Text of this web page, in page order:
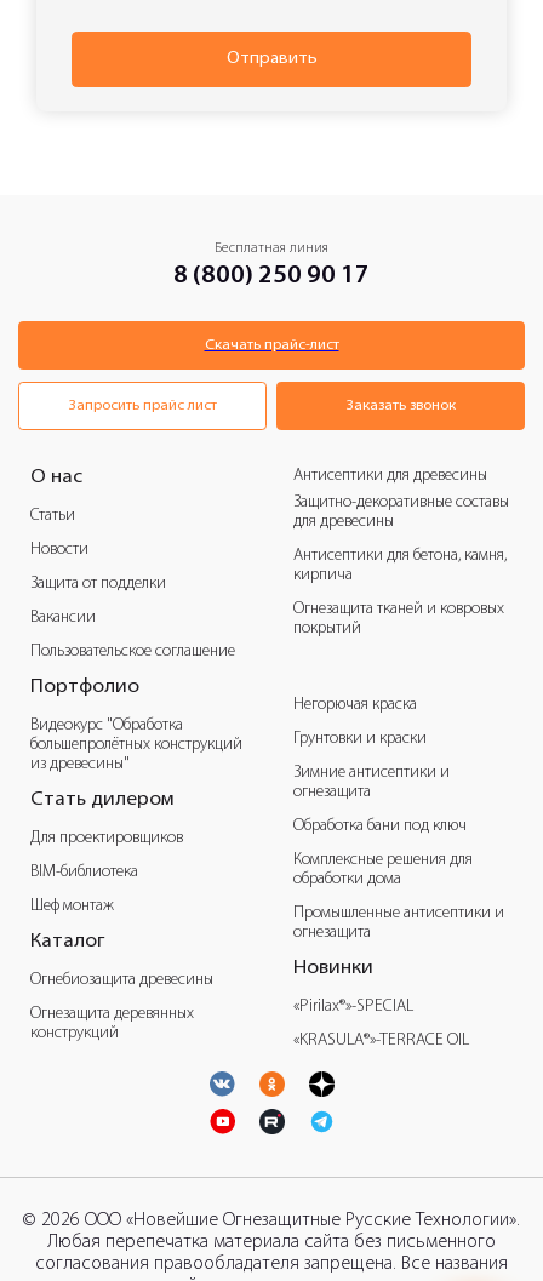
Отправить
Бесплатная линия
8 (800) 250 90 17
Скачать прайс-лист
Запросить прайс лист
О нас
Статьи
Новости
Защита от подделки
Вакансии
Пользовательское соглашение
Портфолио
Видеокурс "Обработка
большепролётных конструкций
из древесины"
Стать дилером
Для проектировщиков
BIM-библиотека
Шеф монтаж
Каталог
Огнебиозащита древесины
Огнезащита деревянных
конструкций
Антисептики для древесины
Защитно-декоративные составы
для древесины
Антисептики для бетона, камня,
кирпича
Огнезащита тканей и ковровых
покрытий
Негорючая краска
Грунтовки и краски
Зимние антисептики и
огнезащита
Обработка бани под ключ
Комплексные решения для
обработки дома
Промышленные антисептики и
огнезащита
Новинки
«Pirilax®»-SPECIAL
«KRASULA®»-TERRACE OIL
Заказать звонок
© 2026 ООО «Новейшие Огнезащитные Русские Технологии».
Любая перепечатка материала сайта без письменного
согласования правообладателя запрещена. Все названия